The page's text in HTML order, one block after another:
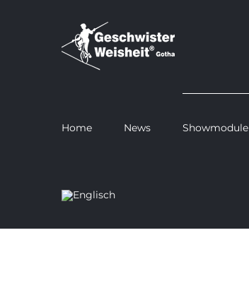
Home News Showmodule